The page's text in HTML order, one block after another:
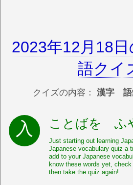
2023年12月18
語クイ
クイズの内容： 漢字 語
ことばを ふ
Just starting out learning
Japanese vocabulary quiz a
add to your Japanese
know these words yet,
then take the quiz again!